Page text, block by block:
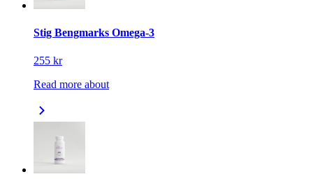
Stig Bengmarks Omega-3
255 kr
Read more about